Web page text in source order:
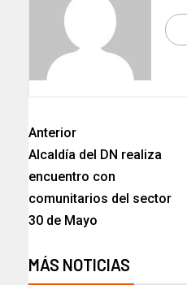
Anterior
Alcaldía del DN realiza
encuentro con
comunitarios del sector
30 de Mayo
MÁS NOTICIAS